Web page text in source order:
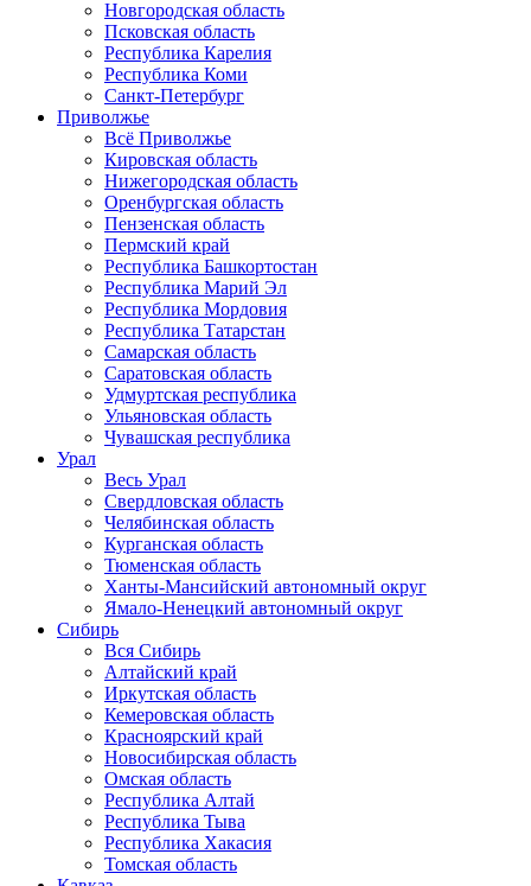
Новгородская область
Псковская область
Республика Карелия
Республика Коми
Санкт-Петербург
Приволжье
Всё Приволжье
Кировская область
Нижегородская область
Оренбургская область
Пензенская область
Пермский край
Республика Башкортостан
Республика Марий Эл
Республика Мордовия
Республика Татарстан
Самарская область
Саратовская область
Удмуртская республика
Ульяновская область
Чувашская республика
Урал
Весь Урал
Свердловская область
Челябинская область
Курганская область
Тюменская область
Ханты-Мансийский автономный округ
Ямало-Ненецкий автономный округ
Сибирь
Вся Сибирь
Алтайский край
Иркутская область
Кемеровская область
Красноярский край
Новосибирская область
Омская область
Республика Алтай
Республика Тыва
Республика Хакасия
Томская область